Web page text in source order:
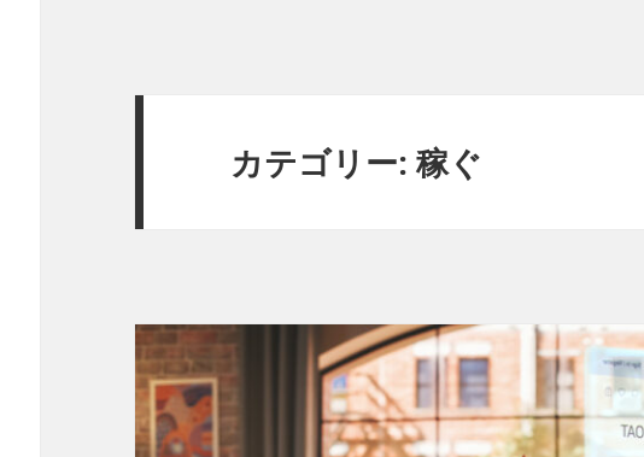
カテゴリー:稼ぐ